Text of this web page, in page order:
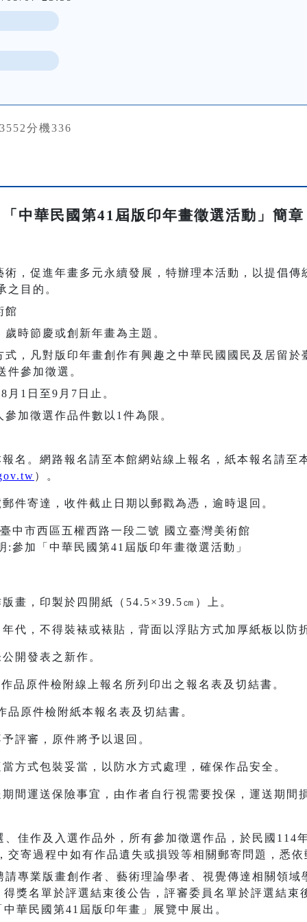
分機336
「中華民國第41屆版印年畫徵選活動」簡章
，促進年畫多元永續發展，特辦理本活動，以提倡傳
之目的。
館
時節慶或創新年畫為主題。
，凡對版印年畫創作有興趣之中華民國國民及居留
件參加徵選。
月1日至9月7日止。
加徵選作品件數以1件為限。
名。網路報名請至本館網站線上報名，紙本報名請至
）。
件寄達，收件截止日期以郵戳為憑，逾時退回。
中市西區五權西路一段二號 國立臺灣美術館
:參加「中華民國第41屆版印年畫徵選活動」
畫，印製於四開紙（54.5×39.5㎝）上。
代，不得裝裱或裱貼，背面以浮貼方式加厚紙板以防
開發表之新作。
品原件檢附線上報名所列印出之報名表及切結書。
原件檢附紙本報名表及切結書。
評審，原件將予以退回。
方式包裝妥當，以防水方式處理，確保作品安全。
間運送保險事宜，由作者自行視需要投保，運送期間
佳作及入選作品外，所有參加徵選作品，於民國114
交寄過程中如有作品遺失或損毀等相關郵寄問題，悉
專業版畫創作者、藝術理論學者、視覺傳達相關領
得獎名單於評選結束後公告，評審委員名單於評選結束
華民國第41屆版印年畫」展覽中展出。